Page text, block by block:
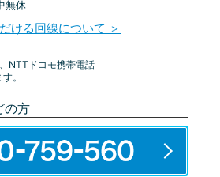
無休
ける回線について ＞
NTTドコモ携帯電話
。
の方